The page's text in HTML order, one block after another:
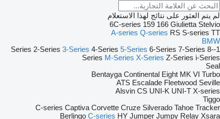
لم يتم العثور على نتائج لهذا الاستعلام
6C-series 159 166 Giulietta Stelvio
A-series Q-series RS S-series TT
BMW
1-Series
2-Series 3-Series 4-Series 5-Series 6-Series 7-Series 8-
Series M-Series X-Series Z-Series i-Series
Seal
Bentayga Continental Eight MK VI Turbo
ATS Escalade Fleetwood Seville
Alsvin CS UNI-K UNI-T X-series
Tiggo
C-series Captiva Corvette Cruze Silverado Tahoe Tracker
Berlingo C-series HY Jumper Jumpy Relay Xsara